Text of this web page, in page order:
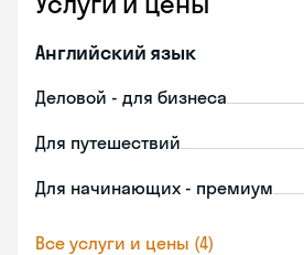
Английский язык
Деловой - для бизнеса
Для путешествий
Для начинающих - премиум
Все услуги и цены (4)